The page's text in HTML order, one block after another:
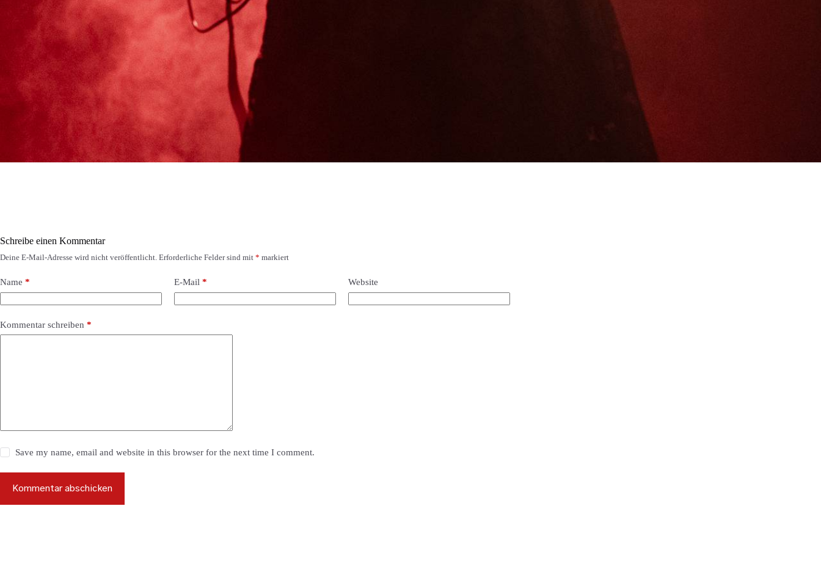
Schreibe einen Kommentar
Deine E-Mail-Adresse wird nicht veröffentlicht. Erforderliche Felder sind mit * markiert
Name * E-Mail * Website
Kommentar schreiben *
Save my name, email and website in this browser for the next time I comment.
Kommentar abschicken